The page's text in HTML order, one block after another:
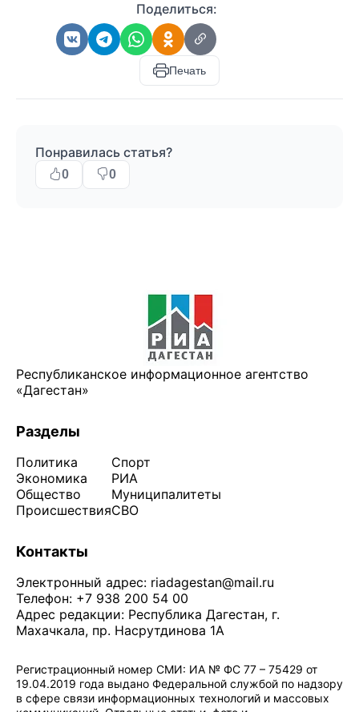
Поделиться:
Печать
Понравилась статья?
0 0
Республиканское информационное агентство
«Дагестан»
Разделы
Политика
Экономика
Общество
Происшествия
Спорт
РИА
Муниципалитеты
СВО
Контакты
Электронный адрес: riadagestan@mail.ru
Телефон: +7 938 200 54 00
Адрес редакции: Республика Дагестан, г.
Махачкала, пр. Насрутдинова 1А
Регистрационный номер СМИ: ИА № ФС 77 – 75429 от
19.04.2019 года выдано Федеральной службой по надзору
в сфере связи информационных технологий и массовых